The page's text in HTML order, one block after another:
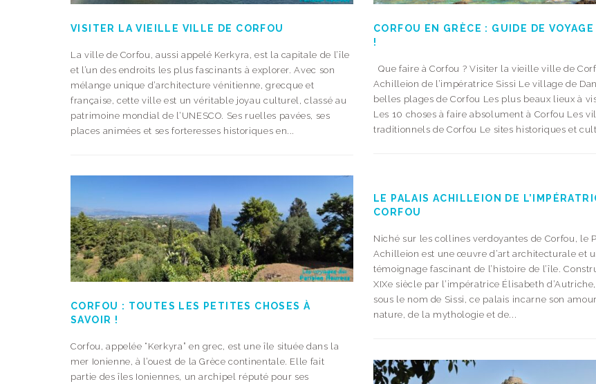
VISITER LA VIEILLE VILLE DE CORFOU
La ville de Corfou, aussi appelé Kerkyra, est la capitale de l’île
et l’un des endroits les plus fascinants à explorer. Avec son
mélange unique d’architecture vénitienne, grecque et
française, cette ville est un véritable joyau culturel, classé au
patrimoine mondial de l’UNESCO. Ses ruelles pavées, ses
places animées et ses forteresses historiques en...
CORFOU EN GRÈCE : GUIDE DE
!
Que faire à Corfou ? Visiter la vieille ville de
Achilleion de l’impératrice Sissi Le village de
belles plages de Corfou Les plus beaux lieux à
Les 10 choses à faire absolument à Corfou Les
traditionnels de Corfou Le sites historiques et
LE PALAIS ACHILLEION DE
CORFOU
Niché sur les collines verdoyantes de Corfou, le
Achilleion est une œuvre d’art architecturale et
témoignage fascinant de l’histoire de l’île.
XIXe siècle par l’impératrice Élisabeth
sous le nom de Sissi, ce palais incarne son
nature, de la mythologie et de...
CORFOU : TOUTES LES PETITES CHOSES À
SAVOIR !
Corfou, appelée “Kerkyra” en grec, est une île située dans la
mer Ionienne, à l’ouest de la Grèce continentale. Elle fait
partie des îles Ioniennes, un archipel réputé pour ses